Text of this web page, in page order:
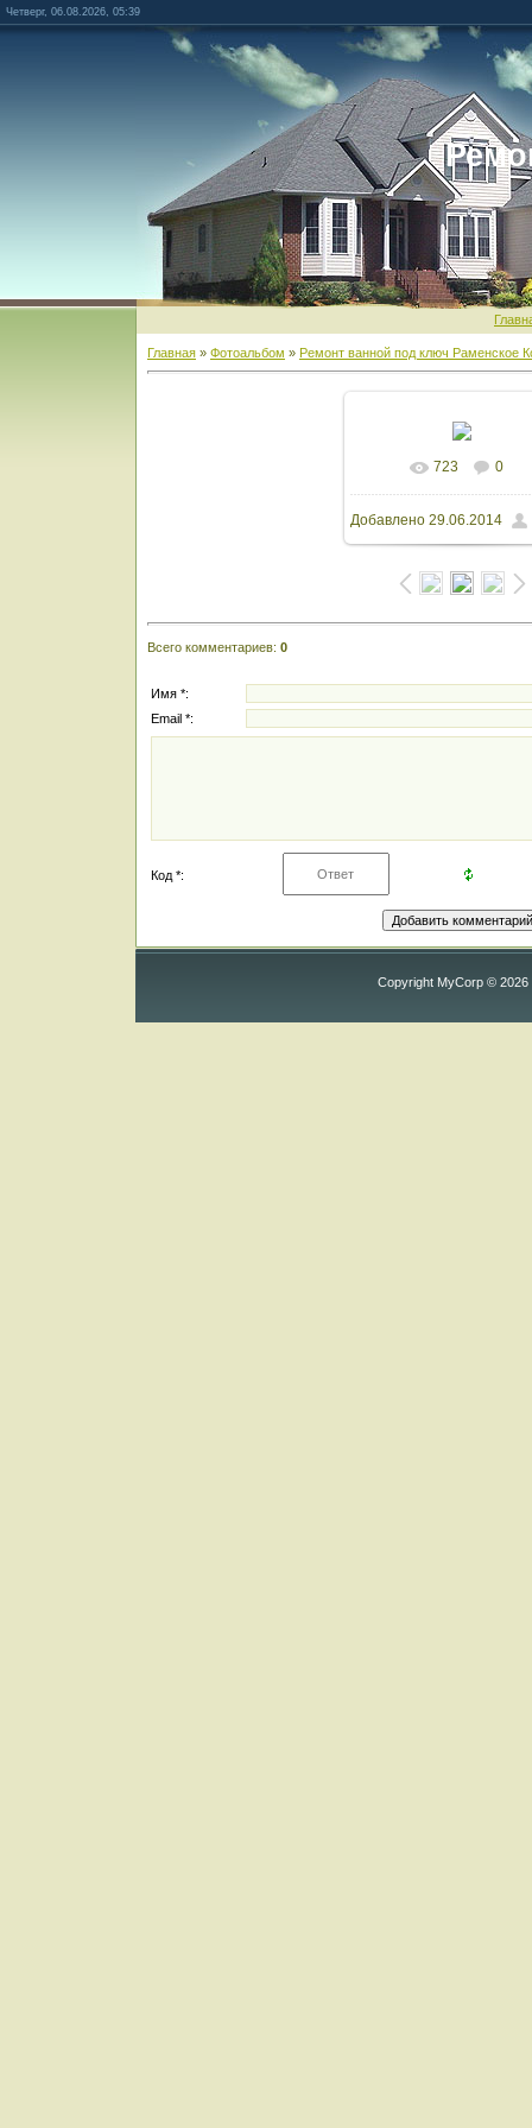
Четверг, 06.08.2026, 05:39
Главная » Фотоальбом » Ремонт ванной под ключ Раменское
В реальном
1600x1066/ 138.5Kb
723 0
Добавлено29.06.2014
Всего комментариев: 0
Имя *:
Email *:
Код *:
Copyright MyCorp © 2026